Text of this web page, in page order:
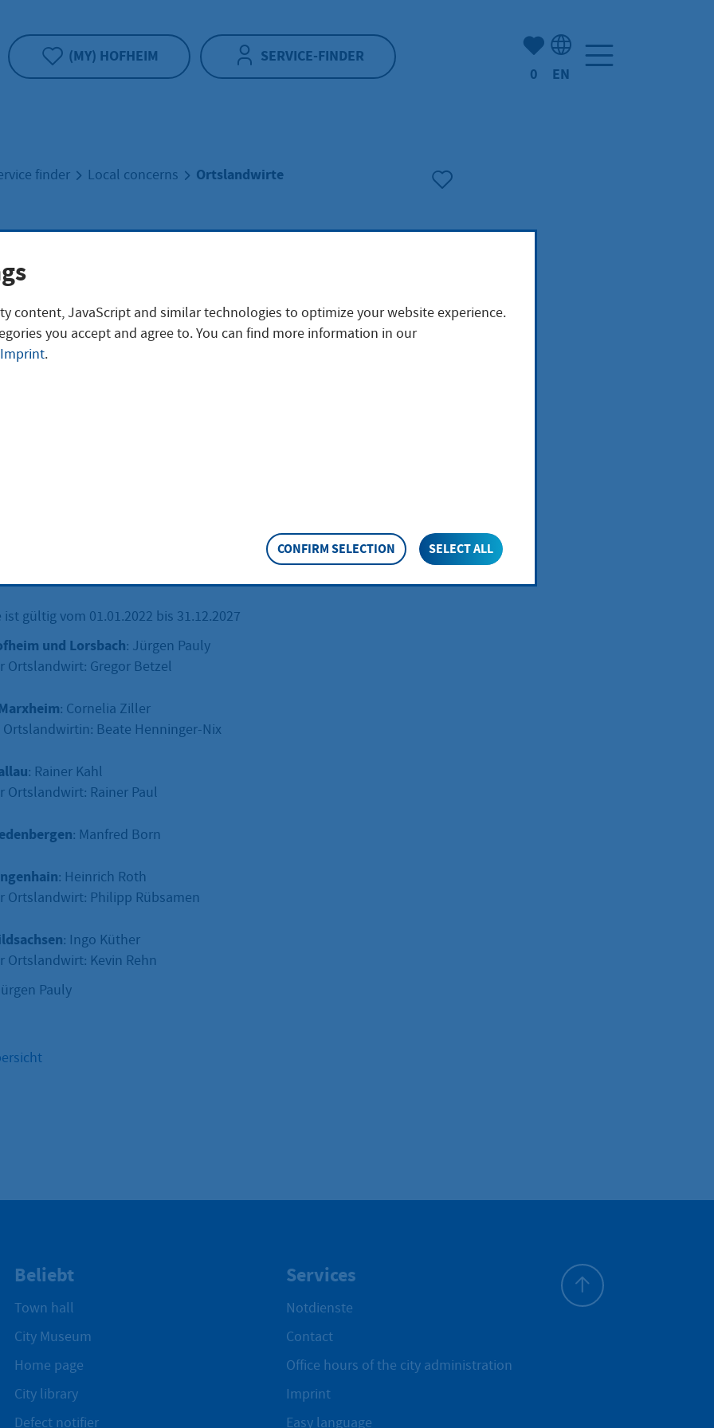
(MY) HOFHEIM SERVICE-FINDER
Number of bookmarked
0 EN
finder Local concerns Ortslandwirte
um die Anbindung von Feldwegen geht, und durch Abgabe
und beim Grundstücksverkehr mit. Sie unterstützen damit auch den
Main-Taunus-Kreises und das Amt für den ländlichen Raum beim
und -wirte sowie deren Stellvertreter/innen durch die örtlichen
gültig vom 01.01.2022 bis 31.12.2027
und Lorsbach: Jürgen Pauly
Ortslandwirt: Gregor Betzel
: Cornelia Ziller
Beate Henninger-Nix
: Rainer Kahl
Ortslandwirt: Rainer Paul
: Manfred Born
: Heinrich Roth
Ortslandwirt: Philipp Rübsamen
: Ingo Küther
Ortslandwirt: Kevin Rehn
Pauly
Beliebt
Town hall
City Museum
Home page
City library
Defect notifier
Services
Notdienste
Contact
Office hours of the city administration
Imprint
Easy language
content, JavaScript and similar technologies to optimize your website experience.
you accept and agree to. You can find more information in our
Imprint.
CONFIRM SELECTION SELECT ALL